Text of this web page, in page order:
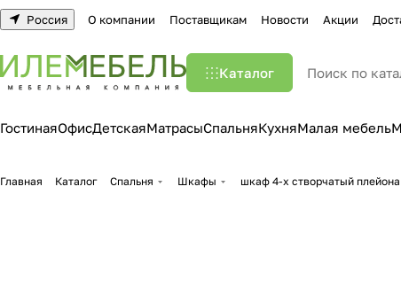
Россия О компании Поставщикам Новости Акции
Каталог
ГостинаяОфисДетскаяМатрасыСпальняКухняМалая мебель
Главная Каталог Спальня Шкафы шкаф 4-х створчатый плейона